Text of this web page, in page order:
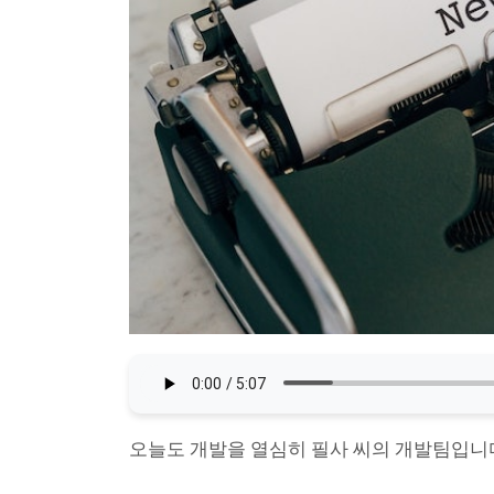
오늘도 개발을 열심히 필사 씨의 개발팀입니